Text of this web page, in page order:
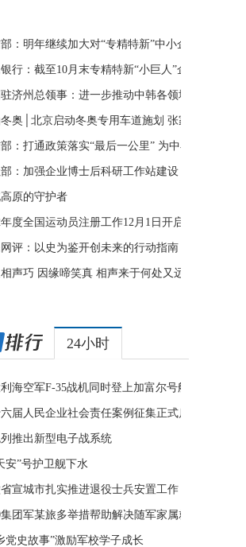
：明年继续加大对“专精特新”中小企业培育力度
行：截至10月末专精特新“小巨人”企业整体获
济州总领事：进一步推动中韩各领域各地区交
奥│北京启动冬奥专用车道施划 张家口赛区测
：打通政策落实“最后一公里” 为中小企业纾困
部：加强企业博士后科研工作站建设 推动企业创
原的守护者
年度全国运动员注册工作12月1日开启
网评：以史为鉴开创未来的行动指南
声巧 因缘啼笑真 相声来于何处又远至何方？
24小时
海空军F-35战机同时登上加富尔号航母
届人民企业社会责任案例征集正式启动
推出新型电子战系统
安”号护卫舰下水
宣城市扎实推进退役士兵安置工作
团军某旅多举措帮助解决随军家属就业难题
党史故事”激励军校学子成长